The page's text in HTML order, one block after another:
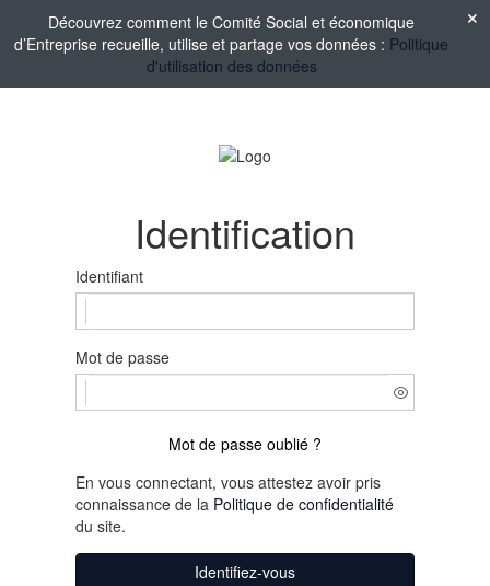
Découvrez comment le Comité Social et économique
d’Entreprise recueille, utilise et partage vos données : Politique
d'utilisation des données
Identification
Identifiant
Mot de passe
Mot de passe oublié ?
En vous connectant, vous attestez avoir pris
connaissance de la Politique de confidentialité
du site.
Identifiez-vous